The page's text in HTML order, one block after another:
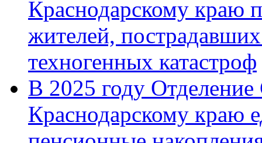
Краснодарскому краю
жителей,
техногенных катастроф
В 2025 году
Краснодарскому краю